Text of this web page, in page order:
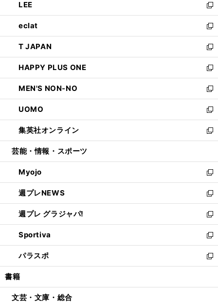
く
で
開
く
ド
ウ
で
開
く
ィ
ン
ド
ウ
で
開
く
い
ウ
ィ
ン
ド
ウ
で
開
く
LEE
新
し
い
ウ
ィ
ン
ド
ウ
で
開
く
eclat
新
し
い
ウ
ィ
ン
ド
ウ
で
開
く
T JAPAN
新
し
い
ウ
ィ
ン
ド
ウ
で
開
HAPPY PLUS ONE
新
し
い
ウ
ィ
ン
ド
ウ
開
く
MEN'S NON-NO
新
し
い
ウ
ィ
ン
ウ
で
開
く
UOMO
新
し
い
ウ
ン
ド
ウ
で
開
く
集英社オンライン
新
し
ウ
ィ
ン
ド
ウ
で
開
く
芸能・情報・スポーツ
Myojo
新
し
い
ウ
ィ
ン
ド
ウ
で
開
週プレNEWS
新
し
い
ウ
ィ
ン
ド
ウ
開
週プレ グラジャパ!
新
し
い
ウ
ィ
ン
ウ
Sportiva
新
し
い
ウ
ン
パラスポ
新
し
ウ
書籍
文芸・文庫・総合